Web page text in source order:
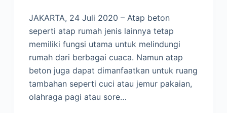
JAKARTA, 24 Juli 2020 – Atap beton
seperti atap rumah jenis lainnya tetap
memiliki fungsi utama untuk melindungi
rumah dari berbagai cuaca. Namun atap
beton juga dapat dimanfaatkan untuk ruang
tambahan seperti cuci atau jemur pakaian,
olahraga pagi atau sore…